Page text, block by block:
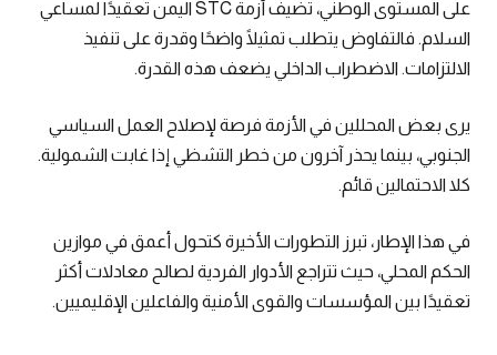
على المستوى الوطني، تضيف أزمة STC اليمن تعقيدًا لمساعي
السلام. فالتفاوض يتطلب تمثيلًا واضحًا وقدرة على تنفيذ
الالتزامات. الاضطراب الداخلي يضعف هذه القدرة.
يرى بعض المحللين في الأزمة فرصة لإصلاح العمل السياسي
الجنوبي، بينما يحذر آخرون من خطر التشظي إذا غابت الشمولية.
كلا الاحتمالين قائم.
في هذا الإطار، تبرز التطورات الأخيرة كتحول أعمق في موازين
الحكم المحلي، حيث تتراجع الأدوار الفردية لصالح معادلات أكثر
تعقيدًا بين المؤسسات والقوى الأمنية والفاعلين الإقليميين.